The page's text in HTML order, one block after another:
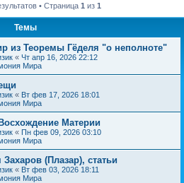
• Страница 1 из 1
Темы
из Теоремы Гёделя "о неполноте"
« Чт апр 16, 2026 22:12
Мира
« Вт фев 17, 2026 18:01
Мира
Материи
« Пн фев 09, 2026 03:10
Мира
(Плазар), статьи
« Вт фев 03, 2026 18:11
Мира